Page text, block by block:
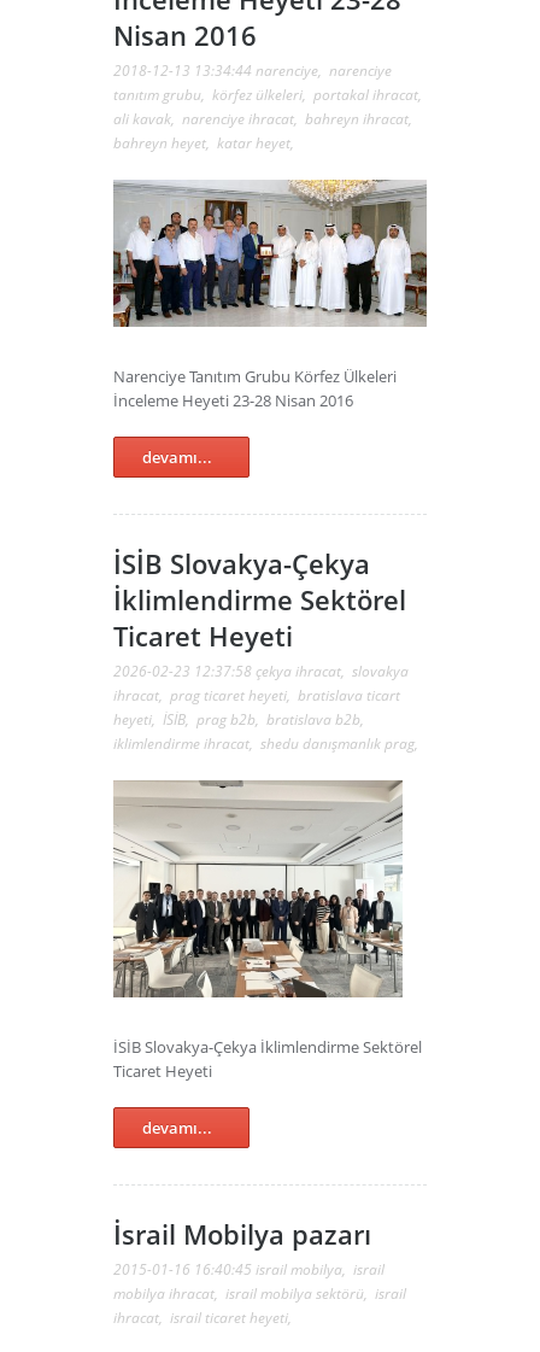
Nisan 2016
2018-12-13 13:34:44 narenciye, narenciye
tanıtım grubu, körfez ülkeleri, portakal ihracat,
ali kavak, narenciye ihracat, bahreyn ihracat,
bahreyn heyet, katar heyet,
Narenciye Tanıtım Grubu Körfez Ülkeleri
İnceleme Heyeti 23-28 Nisan 2016
devamı...
İSİB Slovakya-Çekya
İklimlendirme Sektörel
Ticaret Heyeti
2026-02-23 12:37:58 çekya ihracat, slovakya
ihracat, prag ticaret heyeti, bratislava ticart
heyeti, İSİB, prag b2b, bratislava b2b,
iklimlendirme ihracat, shedu danışmanlık prag,
İSİB Slovakya-Çekya İklimlendirme Sektörel
Ticaret Heyeti
devamı...
İsrail Mobilya pazarı
2015-01-16 16:40:45 israil mobilya, israil
mobilya ihracat, israil mobilya sektörü, israil
ihracat, israil ticaret heyeti,